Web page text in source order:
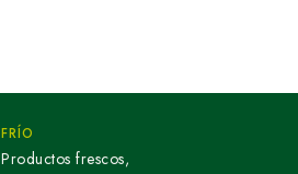
FRÍO
Productos frescos,